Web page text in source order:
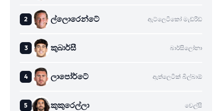
ල්ලොරෙන්ටේ ඇට්ලෙටිකෝ මැඩ්රිඩ්
කුබාර්සී බාර්සිලෝනා
ලාපෝර්ටේ ඇත්ලෙටික් බිල්බාඕ
කුකුරෙල්ලා චෙල්සි